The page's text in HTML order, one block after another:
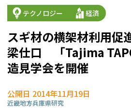
テクノロジー 経済
スギ材の横架材利用促
梁仕口 「Tajima
造見学会を開催
公開日 2014年11月19日
近畿地方兵庫県研究